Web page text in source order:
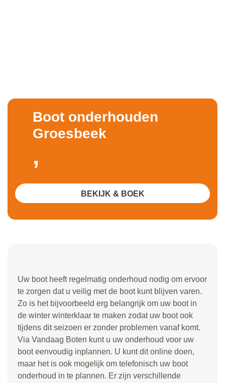
Uw boot heeft regelmatig onderhoud nodig om ervoor
te zorgen dat u veilig met de boot kunt blijven varen.
Zo is het bijvoorbeeld erg belangrijk om uw boot in
de winter winterklaar te maken zodat uw boot ook
tijdens dit seizoen er zonder problemen vanaf komt.
Via Vandaag Boten kunt u uw onderhoud voor uw
boot eenvoudig inplannen. U kunt dit online doen,
maar het is ook mogelijk om telefonisch uw boot
onderhoud in te plannen. Er zijn verschillende
Boot onderhouden
Groesbeek
,
BEKIJK & BOEK